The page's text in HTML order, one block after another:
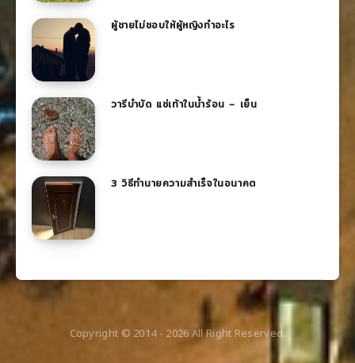
ผู้ชายไม่ชอบให้ผู้หญิงทําอะไร
วารีบำบัด แช่เท้าในน้ำร้อน – เย็น
3 วิธีทำนายความสำเร็จในอนาคต
Copyright © 2014 - 2026 All Right Reserved.